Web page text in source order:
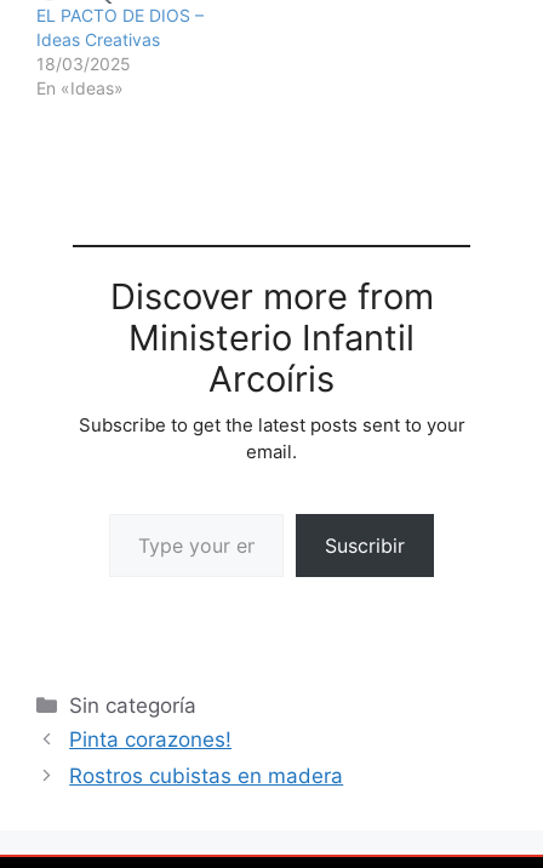
EL PACTO DE DIOS –
Ideas Creativas
18/03/2025
En «Ideas»
Discover more from
Ministerio Infantil
Arcoíris
Subscribe to get the latest posts sent to your
email.
Suscribir
Sin categoría
Pinta corazones!
Rostros cubistas en madera